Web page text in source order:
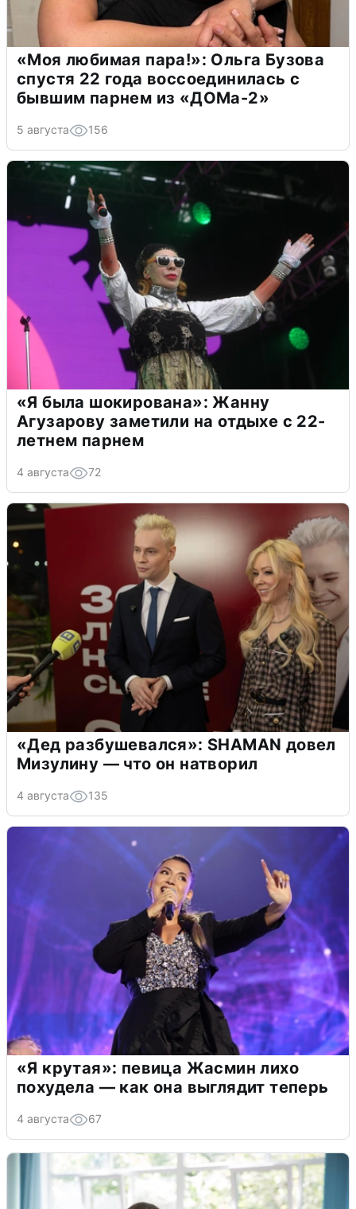
«Моя любимая пара!»: Ольга Бузова
спустя 22 года воссоединилась с
бывшим парнем из «ДОМа-2»
5 августа 156
«Я была шокирована»: Жанну
Агузарову заметили на отдыхе с 22-
летнем парнем
4 августа 72
«Дед разбушевался»: SHAMAN довел
Мизулину — что он натворил
4 августа 135
«Я крутая»: певица Жасмин лихо
похудела — как она выглядит теперь
4 августа 67